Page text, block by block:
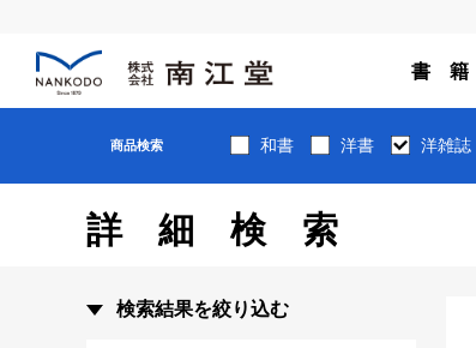
書 籍
商品検索 和書 洋書 洋雑誌
詳細検索
検索結果を絞り込む